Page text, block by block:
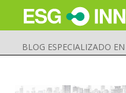
BLOG ESPECIALIZADO